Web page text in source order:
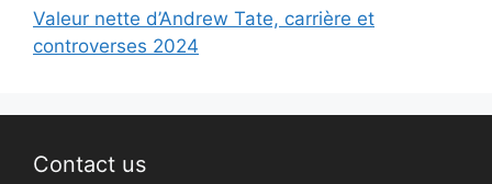
Valeur nette d’Andrew Tate, carrière et
controverses 2024
Contact us